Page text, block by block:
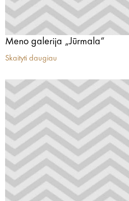
Meno galerija „Jūrmala“
Skaityti daugiau